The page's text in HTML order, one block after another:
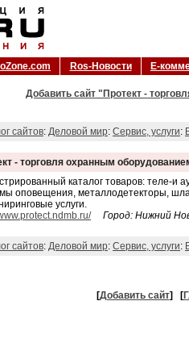
Ros-Новости Е-
Добавить сайт "Протект -
сайтов: Деловой мир: Сервис, услуги:
- торговля охранным
каталог товаров: теле-и
оповещения, металлодетекторы,
услуги.
Город: Нижний
сайтов: Деловой мир: Сервис, услуги:
[Добавить сайт] [